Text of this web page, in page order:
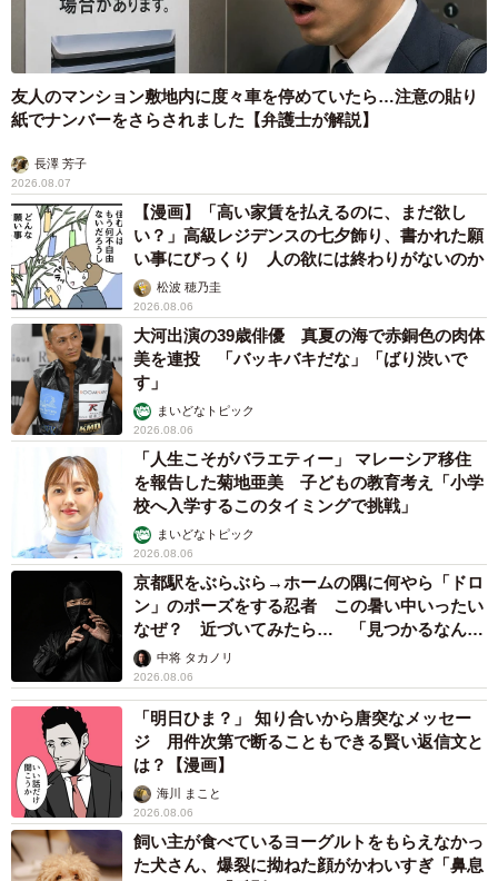
「かわいいストーカーに追われています」甘えん坊な元保護
猫 最後は飼い主にダイブする姿に「間違いなく犬」「完全に
親子」と反響
梨木 香奈
2026.08.06
がんと片目の失明、3時間おきの壮絶な介護を
乗り越えた猫 「叶わないかもしれない」と覚
悟した19歳の誕生日を迎えて感動
古川 諭香
2026.08.06
「カニにアジをあげると青くなる」ほんと
に！？ 「自然の染色技術が凄い」と話題に
その理由とは…？
竹中 友一（RinToris）
2026.08.06
誰も求めていない職場の「謎マナー」、「過剰
な挨拶」や「お土産配り」を抑えた1位は？
やめられない理由は「周りの目」
まいどなデータ
2026.08.06
自転車通行可の歩道 電動キックボードで走行
中、小学生とあわや衝突！ 「歩道走行は道交
法違反でしょ」と指摘されました【弁護士が解
説】長澤 芳子
2026.08.06